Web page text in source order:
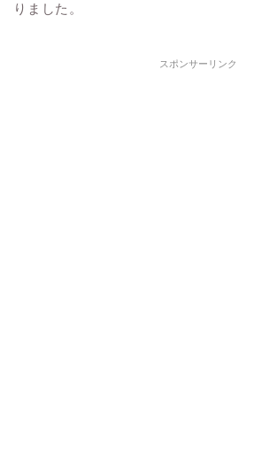
りました。
スポンサーリンク